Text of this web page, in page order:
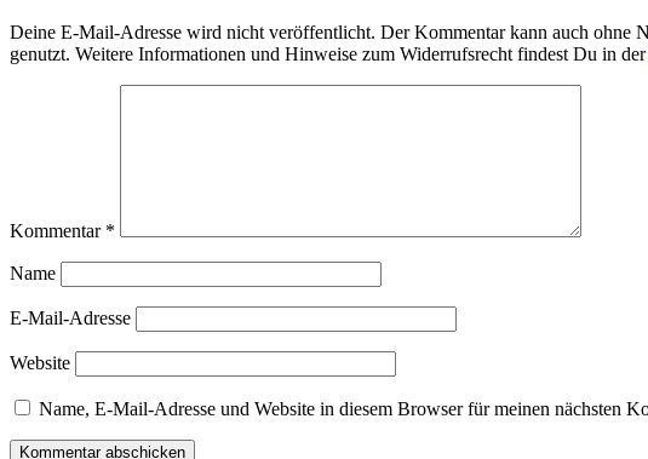
Deine E-Mail-Adresse wird nicht veröffentlicht. Der Kommentar kann auch ohne
genutzt. Weitere Informationen und Hinweise zum Widerrufsrecht findest Du in der
Kommentar *
Name
E-Mail-Adresse
Website
Name, E-Mail-Adresse und Website in diesem Browser für meinen nächsten